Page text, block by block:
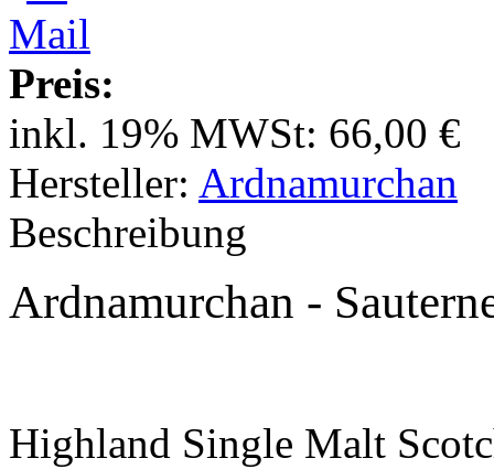
Preis:
inkl. 19% MWSt: 66,00 €
Hersteller: Ardnamurchan
Beschreibung
Ardnamurchan -
Highland Single Malt